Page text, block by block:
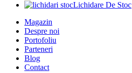
Lichidare De Stoc
Magazin
Despre noi
Portofoliu
Parteneri
Blog
Contact